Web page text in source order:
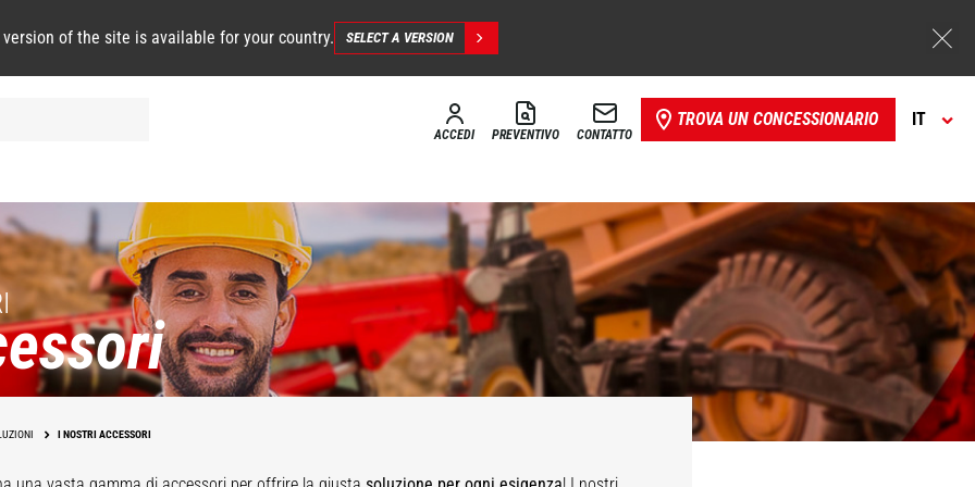
version of the site is available for your country. SELECT A VERSION
ACCEDI PREVENTIVO CONTATTO
TROVA UN CONCESSIONARIO IT
I NOSTRI ACCESSORI